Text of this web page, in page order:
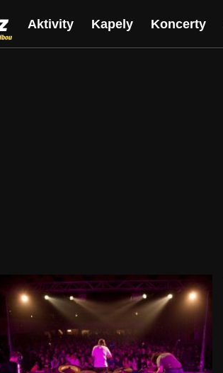
Aktivity Kapely Koncerty